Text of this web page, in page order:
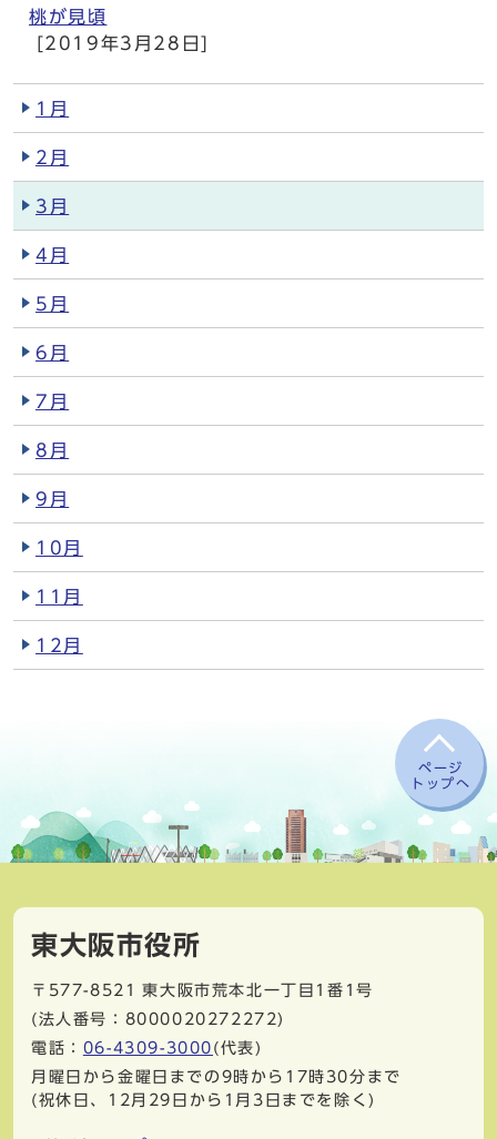
桃が見頃
[2019年3月28日]
1月
2月
3月
4月
5月
6月
7月
8月
9月
10月
11月
12月
ページ
トップへ
東大阪市役所
〒577-8521
東大阪市荒本北一丁目1番1号
(法人番号：8000020272272)
電話： 06-4309-3000 (代表)
月曜日から金曜日までの9時から17時30分まで
(祝休日、12月29日から1月3日までを除く)